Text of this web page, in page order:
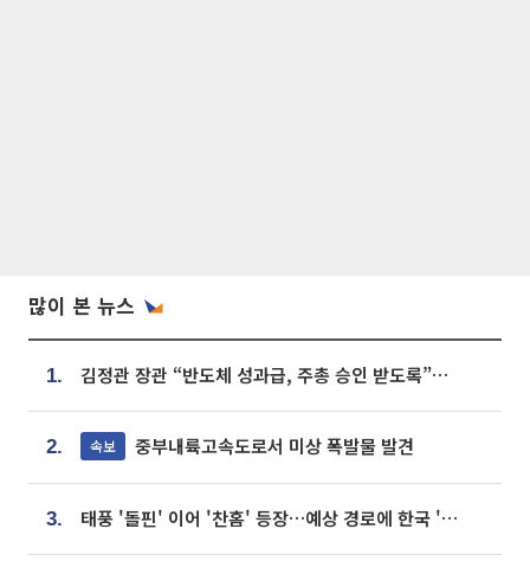
많이 본 뉴스
1. 김정관 장관 “반도체 성과급, 주총 승인 받도록”…상법·자본시장법 개정 시사
2. 속보 중부내륙고속도로서 미상 폭발물 발견
3. 태풍 '돌핀' 이어 '찬홈' 등장…예상 경로에 한국 '한숨'